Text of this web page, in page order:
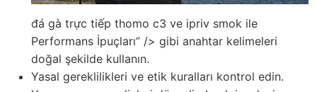
đá gà trực tiếp thomo c3 ve ipriv smok ile
Performans İpuçları” /> gibi anahtar kelimeleri
doğal şekilde kullanın.
Yasal gereklilikleri ve etik kuralları kontrol edin.